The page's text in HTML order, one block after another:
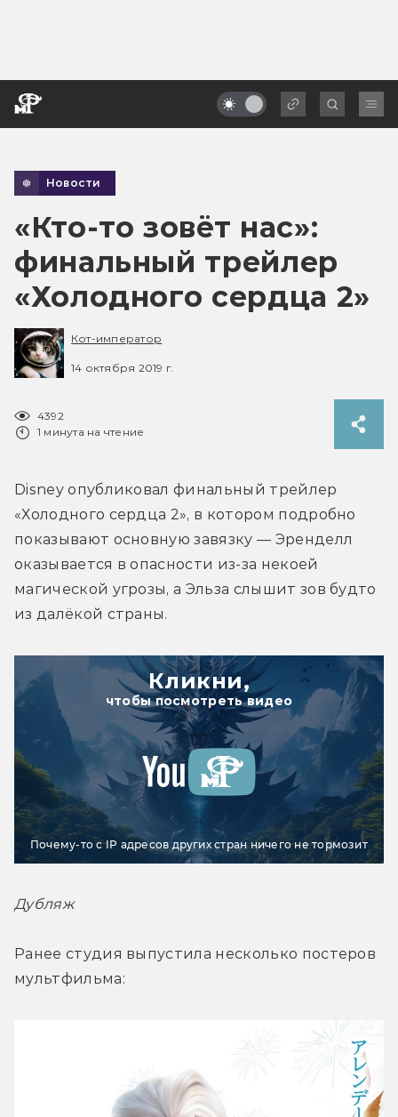
Новости
«Кто-то зовёт нас»:
финальный трейлер
«Холодного сердца 2»
Кот-император
14 октября 2019 г.
4392
1 минута на чтение
Disney опубликовал финальный трейлер
«Холодного сердца 2», в котором подробно
показывают основную завязку — Эренделл
оказывается в опасности из-за некоей
магической угрозы, а Эльза слышит зов будто
из далёкой страны.
Кликни,
чтобы посмотреть видео
Почему-то с IP адресов других стран ничего не тормозит
Дубляж
Ранее студия выпустила несколько постеров
мультфильма: